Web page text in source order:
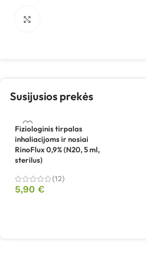
Susijusios prekės
Fiziologinis tirpalas
inhaliacijoms ir nosiai
RinoFlux 0,9% (N20, 5 ml,
sterilus)
(12)
5,90 €